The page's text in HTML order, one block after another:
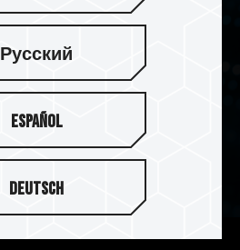
Русский
Español
Deutsch